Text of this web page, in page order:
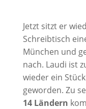
Jetzt sitzt er
Schreibtisch
München und
nach. Laudi ist
wieder ein
geworden. Zu
14 Ländern